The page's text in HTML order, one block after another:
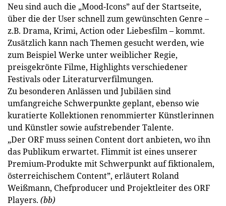
Neu sind auch die „Mood-Icons” auf der Startseite,
über die der User schnell zum gewünschten Genre –
z.B. Drama, Krimi, Action oder Liebesfilm – kommt.
Zusätzlich kann nach Themen gesucht werden, wie
zum Beispiel Werke unter weiblicher Regie,
preisgekrönte Filme, Highlights verschiedener
Festivals oder Literaturverfilmungen.
Zu besonderen Anlässen und Jubiläen sind
umfangreiche Schwerpunkte geplant, ebenso wie
kuratierte Kollektionen renommierter Künstlerinnen
und Künstler sowie aufstrebender Talente.
„Der ORF muss seinen Content dort anbieten, wo ihn
das Publikum erwartet. Flimmit ist eines unserer
Premium-Produkte mit Schwerpunkt auf fiktionalem,
österreichischem Content”, erläutert Roland
Weißmann, Chefproducer und Projektleiter des ORF
Players. (bb)